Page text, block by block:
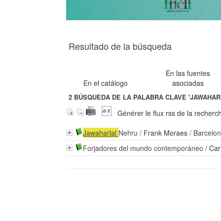
Resultado de la búsqueda
En el catálogo
En las fuentes
asociadas
2 BÚSQUEDA DE LA PALABRA CLAVE
Générer le flux rss de la
Jawaharlal Nehru / Frank Moraes /
Forjadores del mundo contemporáneo /